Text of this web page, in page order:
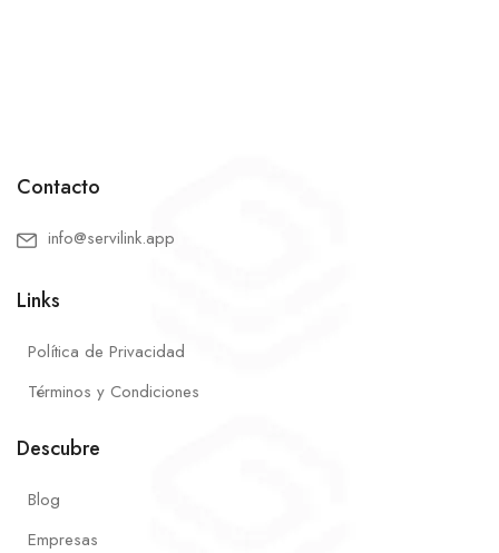
Contacto
info@servilink.app
Links
Política de Privacidad
Términos y Condiciones
Descubre
Blog
Empresas